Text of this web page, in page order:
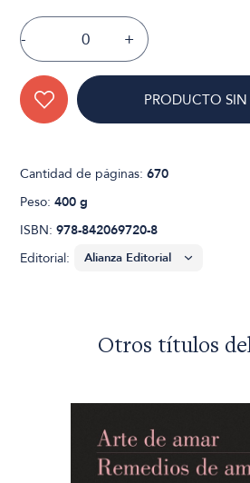
- +
PRODUCTO
Cantidad de páginas:670
Peso:400 g
ISBN:978-842069720-8
Editorial:
Otros títulos